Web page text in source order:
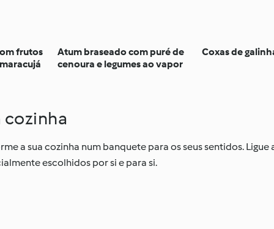
frutos
Atum braseado com puré de
cenoura e legumes ao vapor
Coxas de
cozinha
a sua cozinha num banquete para os seus sentidos. Ligue
escolhidos por si e para si.